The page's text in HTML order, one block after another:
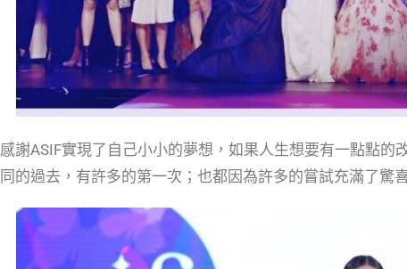
感謝ASIF實現了自己小小的夢想， 如果人生想要有一點點的
同的過去，有許多的第一次；也都因為許多的嘗試充滿了驚